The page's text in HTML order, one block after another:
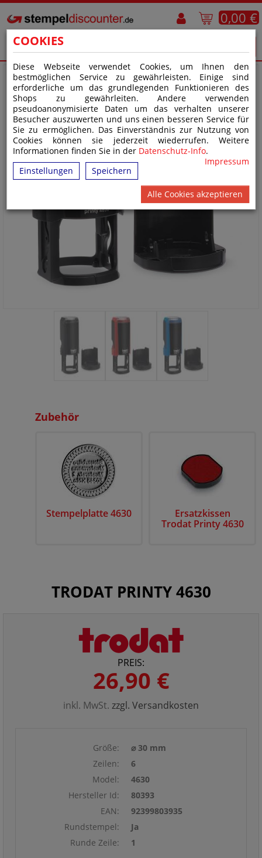
COOKIES
Diese Webseite verwendet Cookies, um Ihnen den
bestmöglichen Service zu gewährleisten. Einige sind
erforderliche um das grundlegenden Funktionieren des
Shops zu gewährleiten. Andere verwenden
pseudoanonymisierte Daten um das verhalten unserer
Besucher auszuwerten und uns einen besseren Service für
Sie zu ermöglichen. Das Einverständnis zur Nutzung von
Cookies können sie jederzeit wiederrufen. Weitere
Informationen finden Sie in der Datenschutz-Info.
Impressum
Einstellungen
Speichern
Alle Cookies akzeptieren
0,00 €
Zubehör
Stempelplatte 4630
Ersatzkissen
Trodat Printy 4630
TRODAT PRINTY 4630
PREIS:
26,90 €
inkl. MwSt. zzgl. Versandkosten
Größe:
⌀ 30 mm
Zeilen:
6
Model:
4630
Hersteller Id:
80393
EAN:
92399803935
Rundstempel:
Ja
Runde Zeile:
1